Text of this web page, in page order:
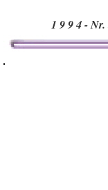
1 9 9 4 - Nr.